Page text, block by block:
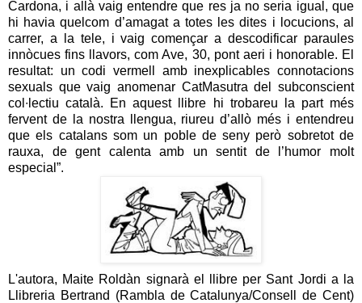
Cardona, i allà vaig entendre que res ja no seria igual, que
hi havia quelcom d’amagat a totes les dites i locucions, al
carrer, a la tele, i vaig començar a descodificar paraules
innòcues fins llavors, com Ave, 30, pont aeri i honorable. El
resultat: un codi vermell amb inexplicables connotacions
sexuals que vaig anomenar CatMasutra del subconscient
col∙lectiu català. En aquest llibre hi trobareu la part més
fervent de la nostra llengua, riureu d’allò més i entendreu
que els catalans som un poble de seny però sobretot de
rauxa, de gent calenta amb un sentit de l’humor molt
especial”.
L'autora, Maite Roldàn signarà el llibre per Sant Jordi a la
Llibreria Bertrand (Rambla de Catalunya/Consell de Cent)